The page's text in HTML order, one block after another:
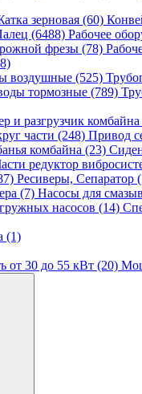
зерновая (60)
(6488) Рабочее
фрезы (78)
воздушные (525)
тормозные (789)
и разгрузчик
части (248) Привод
комбайна (23)
редуктор
Ресиверы, Сепаратор
(7) Насосы для
насосов (14)
(1)
от 30 до 55 кВт (20)